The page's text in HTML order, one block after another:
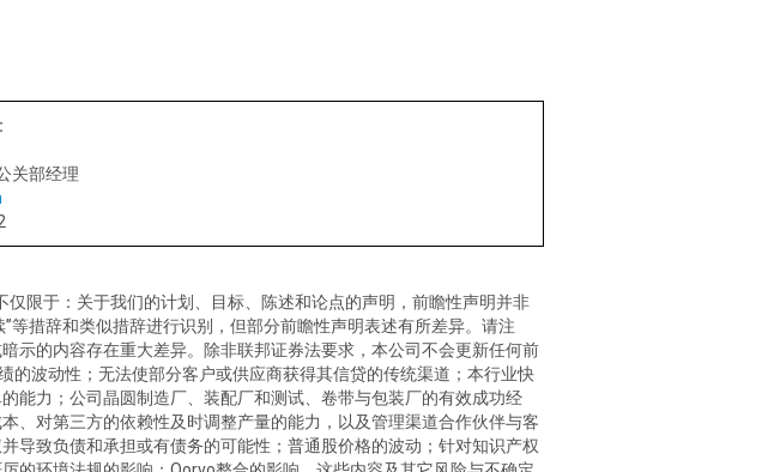
:
关部经理
仅限于：关于我们的计划、目标、陈述和论点的声明，前瞻性声明并非
”等措辞和类似措辞进行识别，但部分前瞻性声明表述有所差异。请注
示的内容存在重大差异。除非联邦证券法要求，本公司不会更新任何前
的波动性；无法使部分客户或供应商获得其信贷的传统渠道；本行业快
能力；公司晶圆制造厂、装配厂和测试、卷带与包装厂的有效成功经
、对第三方的依赖性及时调整产量的能力，以及管理渠道合作伙伴与客
导致负债和承担或有债务的可能性；普通股价格的波动；针对知识产权